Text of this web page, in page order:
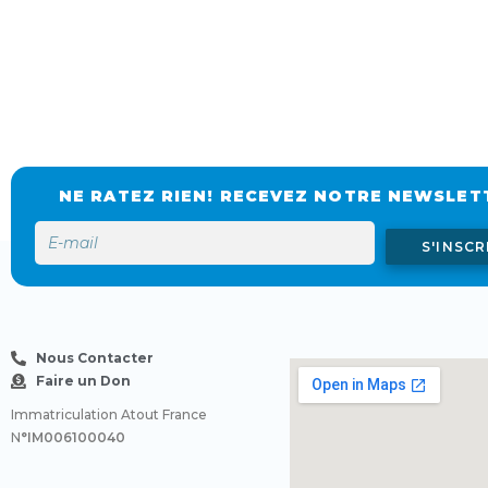
NE RATEZ RIEN! RECEVEZ NOTRE
Nous Contacter
Faire un Don
Immatriculation Atout France
N°IM006100040